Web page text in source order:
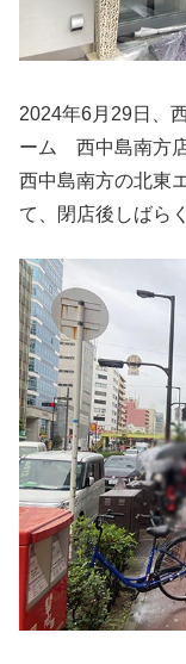
2024年6月29日、
ーム 西中島南方
西中島南方の北東
て、閉店後しばら